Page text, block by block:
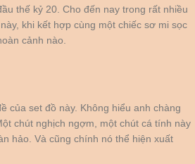
thế kỷ 20. Cho đến nay trong rất nhiều
khi kết hợp cùng một chiếc sơ mi sọc
cảnh nào.
của set đồ này. Không hiểu anh chàng
chút nghịch ngợm, một chút cá tính này
hảo. Và cũng chính nó thể hiện xuất